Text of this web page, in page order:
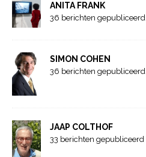
ANITA FRANK
36 berichten gepubliceerd
SIMON COHEN
36 berichten gepubliceerd
JAAP COLTHOF
33 berichten gepubliceerd